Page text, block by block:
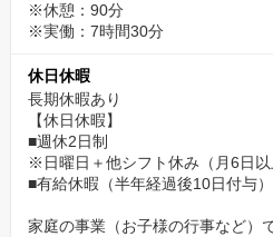
※休憩：90分
※実働：7時間30分
休日休暇
長期休暇あり
【休日休暇】
■週休2日制
※日曜日＋他シフト休み（月6日以
■有給休暇（半年経過後10日付与）
家庭の事業（お子様の行事など）